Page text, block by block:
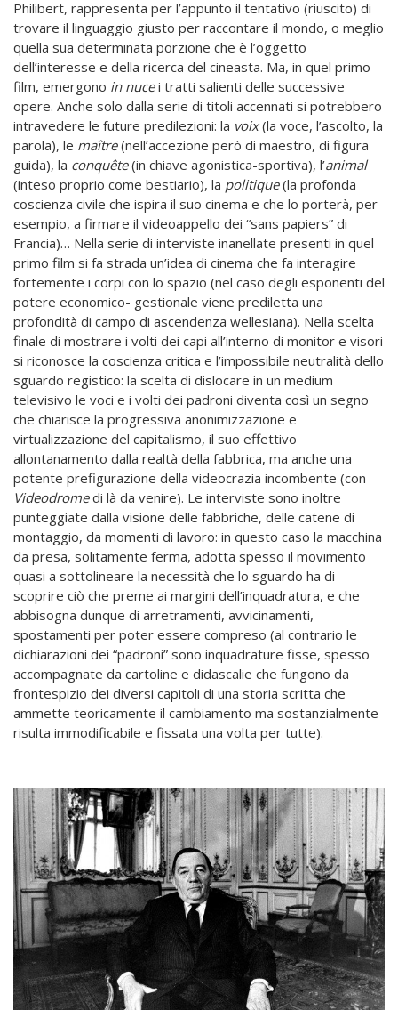
Philibert, rappresenta per l’appunto il tentativo (riuscito) di
trovare il linguaggio giusto per raccontare il mondo, o meglio
quella sua determinata porzione che è l’oggetto
dell’interesse e della ricerca del cineasta. Ma, in quel primo
film, emergono in nucei tratti salienti delle successive
opere. Anche solo dalla serie di titoli accennati si potrebbero
intravedere le future predilezioni: la voix(la voce, l’ascolto, la
parola), le maître(nell’accezione però di maestro, di figura
guida), la conquête(in chiave agonistica-sportiva), l’animal
(inteso proprio come bestiario), la politique(la profonda
coscienza civile che ispira il suo cinema e che lo porterà, per
esempio, a firmare il videoappello dei “sans papiers” di
Francia)… Nella serie di interviste inanellate presenti in quel
primo film si fa strada un’idea di cinema che fa interagire
fortemente i corpi con lo spazio (nel caso degli esponenti del
potere economico- gestionale viene prediletta una
profondità di campo di ascendenza wellesiana). Nella scelta
finale di mostrare i volti dei capi all’interno di monitor e visori
si riconosce la coscienza critica e l’impossibile neutralità dello
sguardo registico: la scelta di dislocare in un medium
televisivo le voci e i volti dei padroni diventa così un segno
che chiarisce la progressiva anonimizzazione e
virtualizzazione del capitalismo, il suo effettivo
allontanamento dalla realtà della fabbrica, ma anche una
potente prefigurazione della videocrazia incombente (con
Videodromedi là da venire). Le interviste sono inoltre
punteggiate dalla visione delle fabbriche, delle catene di
montaggio, da momenti di lavoro: in questo caso la macchina
da presa, solitamente ferma, adotta spesso il movimento
quasi a sottolineare la necessità che lo sguardo ha di
scoprire ciò che preme ai margini dell’inquadratura, e che
abbisogna dunque di arretramenti, avvicinamenti,
spostamenti per poter essere compreso (al contrario le
dichiarazioni dei “padroni” sono inquadrature fisse, spesso
accompagnate da cartoline e didascalie che fungono da
frontespizio dei diversi capitoli di una storia scritta che
ammette teoricamente il cambiamento ma sostanzialmente
risulta immodificabile e fissata una volta per tutte).